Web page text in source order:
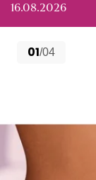
16.08.2026
01/04